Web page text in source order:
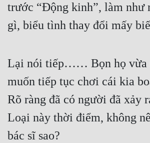
trước “Động kinh”, làm như
gì, biểu tình thay đổi mấy
Lại nói tiếp…… Bọn họ vừa
muốn tiếp tục chơi cái kia
Rõ ràng đã có người đã xảy
Loại này thời điểm, không
bác sĩ sao?